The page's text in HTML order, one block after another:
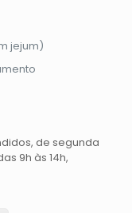
jejum)
de segunda
9h às 14h,